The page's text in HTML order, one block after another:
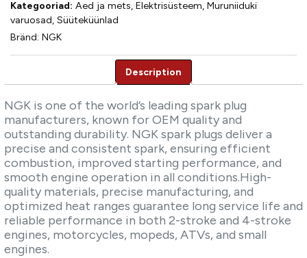
Kategooriad: Aed ja mets, Elektrisüsteem, Muruniiduki
varuosad, Süüteküünlad
Bränd: NGK
Description
NGK is one of the world’s leading spark plug
manufacturers, known for OEM quality and
outstanding durability. NGK spark plugs deliver a
precise and consistent spark, ensuring efficient
combustion, improved starting performance, and
smooth engine operation in all conditions.High-
quality materials, precise manufacturing, and
optimized heat ranges guarantee long service life and
reliable performance in both 2-stroke and 4-stroke
engines, motorcycles, mopeds, ATVs, and small
engines.